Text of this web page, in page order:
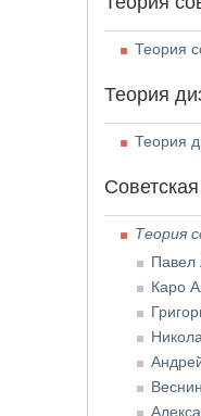
Теория
Теория
Теория
Теория
Павел
Каро